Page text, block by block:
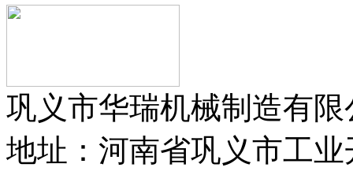
巩义市华瑞机械制造有限
地址：河南省巩义市工业